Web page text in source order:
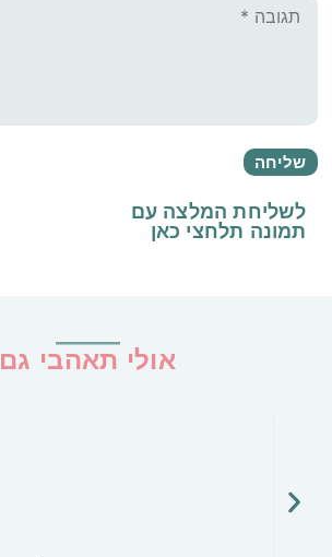
לשליחת המלצה עם
תמונה תלחצי כאן
אולי תאהבי גם